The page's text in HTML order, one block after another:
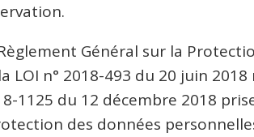
Général sur la
LOI n° 2018-493 du 20 juin
1125 du 12 décembre 2018
des données